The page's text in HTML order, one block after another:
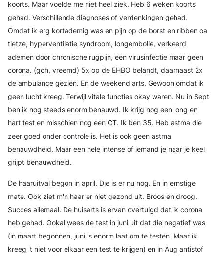
koorts. Maar voelde me niet heel ziek. Heb 6 weken koorts
gehad. Verschillende diagnoses of verdenkingen gehad.
Omdat ik erg kortademig was en pijn op de borst en ribben oa
tietze, hyperventilatie syndroom, longembolie, verkeerd
ademen door chronische rugpijn, een virusinfectie maar geen
corona. (goh, vreemd) 5x op de EHBO belandt, daarnaast 2x
de ambulance gezien. En de weekend arts. Gewoon omdat ik
geen lucht kreeg. Terwijl vitale functies okay waren. Nu in Sept
ben ik nog steeds enorm benauwd. Ik krijg nog een long en
hart test en misschien nog een CT. Ik ben 35. Heb astma die
zeer goed onder controle is. Het is ook geen astma
benauwdheid. Maar een hele intense of iemand je naar je keel
grijpt benauwdheid.
De haaruitval begon in april. Die is er nu nog. En in ernstige
mate. Ook ziet m'n haar er niet gezond uit. Broos en droog.
Succes allemaal. De huisarts is ervan overtuigd dat ik corona
heb gehad. Ookal wees de test in juni uit dat die negatief was
(in maart begonnen, juni is enorm laat om te testen. Maar ik
kreeg 't niet voor elkaar een test te krijgen) en in Aug antistof